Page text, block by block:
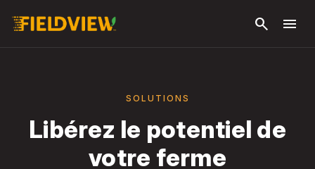
search menu
SOLUTIONS
Libérez le potentiel de
votre ferme